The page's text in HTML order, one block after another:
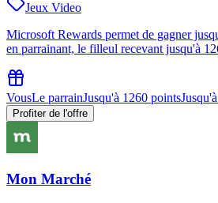
Jeux Video
Microsoft Rewards permet de gagner
en parrainant, le filleul recevant jusqu'à
VousLe parrainJusqu'à 1260 points
Profiter de l'offre
Mon Marché